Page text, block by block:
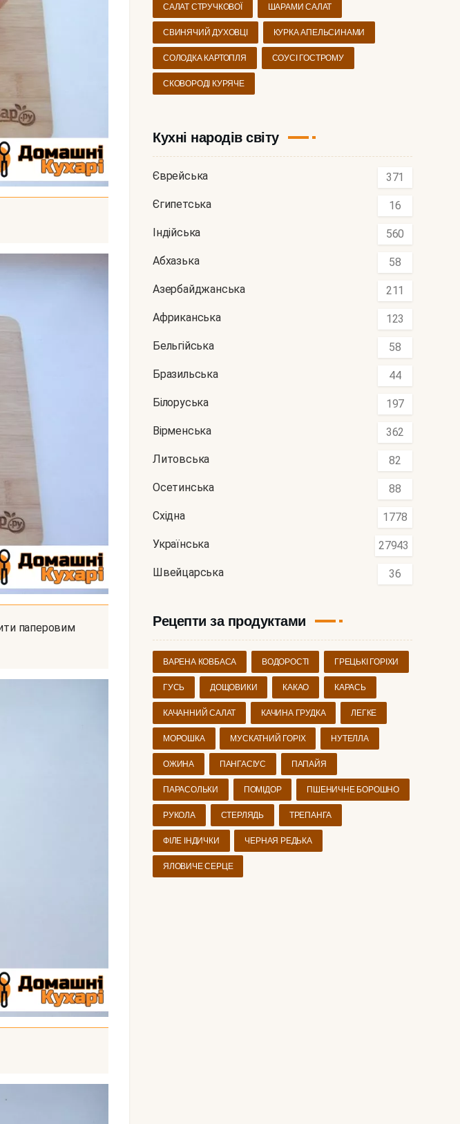
САЛАТ СТРУЧКОВОЇ ШАРАМИ САЛАТ
СВИНЯЧИЙ ДУХОВЦІ КУРКА АПЕЛЬСИНАМИ
СОЛОДКА КАРТОПЛЯ СОУСІ ГОСТРОМУ
СКОВОРОДІ КУРЯЧЕ
Кухні народів світу
Єврейська 371
Єгипетська 16
Індійська 560
Абхазька 58
Азербайджанська 211
Африканська 123
Бельгійська 58
Бразильська 44
Білоруська 197
Вірменська 362
Литовська 82
Осетинська 88
Східна 1778
Українська 27943
Швейцарська 36
Рецепти за продуктами
ВАРЕНА КОВБАСА ВОДОРОСТІ ГРЕЦЬКІ ГОРІХИ
ГУСЬ ДОЩОВИКИ КАКАО КАРАСЬ
КАЧАННИЙ САЛАТ КАЧИНА ГРУДКА ЛЕГКЕ
МОРОШКА МУСКАТНИЙ ГОРІХ НУТЕЛЛА
ОЖИНА ПАНГАСІУС ПАПАЙЯ
ПАРАСОЛЬКИ ПОМІДОР ПШЕНИЧНЕ БОРОШНО
РУКОЛА СТЕРЛЯДЬ ТРЕПАНГА
ФІЛЕ ІНДИЧКИ ЧЕРНАЯ РЕДЬКА
ЯЛОВИЧЕ СЕРЦЕ